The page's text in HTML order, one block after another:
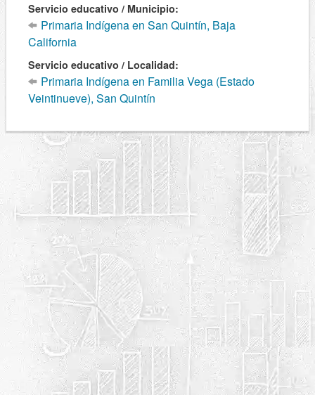
Servicio educativo / Municipio:
Primaria Indígena en San Quintín, Baja
California
Servicio educativo / Localidad:
Primaria Indígena en Familia Vega (Estado
Veintinueve), San Quintín